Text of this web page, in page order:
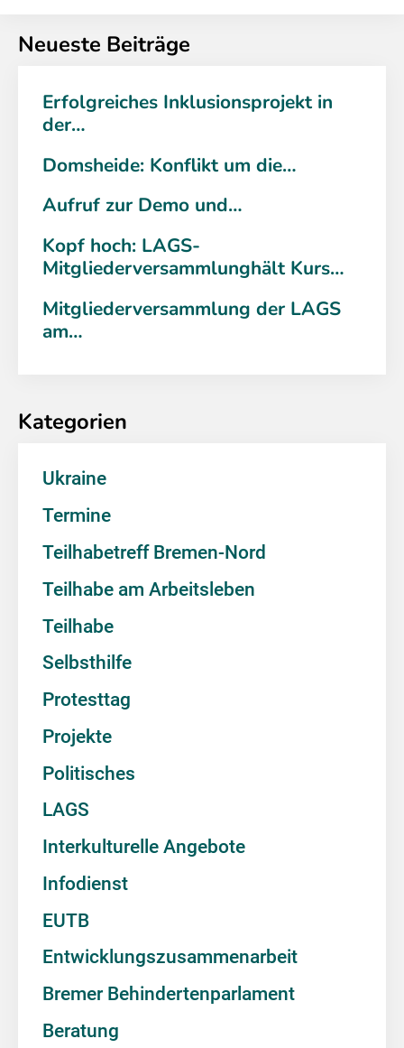
Neueste Beiträge
Erfolgreiches Inklusionsprojekt in
der…
Domsheide: Konflikt um die…
Aufruf zur Demo und…
Kopf hoch: LAGS-
Mitgliederversammlunghält Kurs…
Mitgliederversammlung der LAGS
am…
Kategorien
Ukraine
Termine
Teilhabetreff Bremen-Nord
Teilhabe am Arbeitsleben
Teilhabe
Selbsthilfe
Protesttag
Projekte
Politisches
LAGS
Interkulturelle Angebote
Infodienst
EUTB
Entwicklungszusammenarbeit
Bremer Behindertenparlament
Beratung